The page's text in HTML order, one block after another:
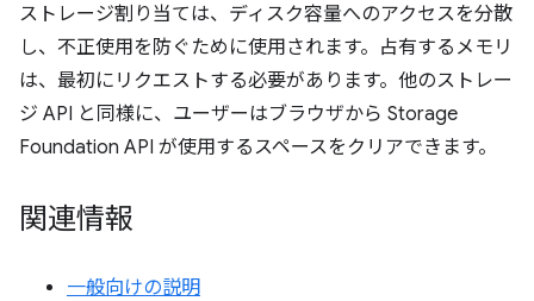
ストレージ割り当ては、ディスク容量へのアクセスを分散
し、不正使用を防ぐために使用されます。占有するメモリ
は、最初にリクエストする必要があります。他のストレー
ジ API と同様に、ユーザーはブラウザから Storage
Foundation API が使用するスペースをクリアできます。
関連情報
一般向けの説明